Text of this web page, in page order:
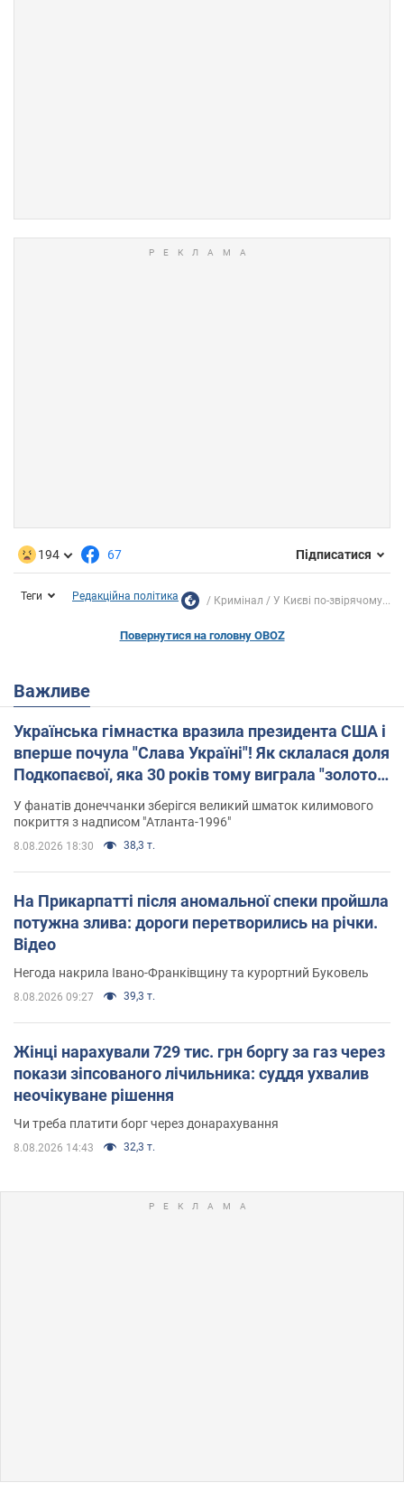
194 67 Підписатися
Теги Редакційна політика Кримінал У Києві по-звірячому...
Повернутися на головну OBOZ
Важливе
Українська гімнастка вразила президента США і
вперше почула "Слава Україні"! Як склалася доля
Подкопаєвої, яка 30 років тому виграла "золото"
Олімпіади
У фанатів донеччанки зберігся великий шматок килимового
покриття з надписом "Атланта-1996"
8.08.2026 18:30 38,3 т.
На Прикарпатті після аномальної спеки пройшла
потужна злива: дороги перетворились на річки.
Відео
Негода накрила Івано-Франківщину та курортний Буковель
8.08.2026 09:27 39,3 т.
Жінці нарахували 729 тис. грн боргу за газ через
покази зіпсованого лічильника: суддя ухвалив
неочікуване рішення
Чи треба платити борг через донарахування
8.08.2026 14:43 32,3 т.